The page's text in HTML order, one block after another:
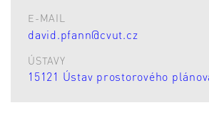
E-MAIL
david.pfann@cvut.cz
ÚSTAVY
15121 Ústav prostorového